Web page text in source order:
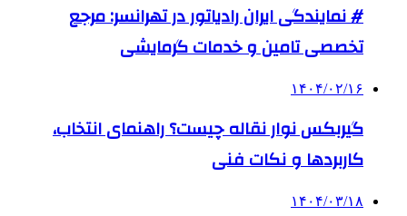
# نمایندگی ایران رادیاتور در تهرانسر: مرجع
تخصصی تامین و خدمات گرمایشی
۱۴۰۴/۰۲/۱۶
گیربکس نوار نقاله چیست؟ راهنمای انتخاب،
کاربردها و نکات فنی
۱۴۰۴/۰۳/۱۸